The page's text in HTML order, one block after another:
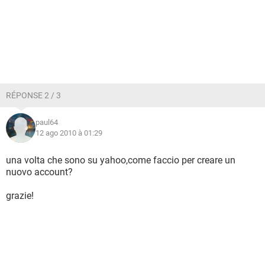
RÉPONSE 2 / 3
paul64
12 ago 2010 à 01:29
una volta che sono su yahoo,come faccio per creare un
nuovo account?
grazie!